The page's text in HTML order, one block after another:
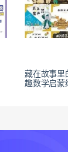
藏在故事里
趣数学启蒙